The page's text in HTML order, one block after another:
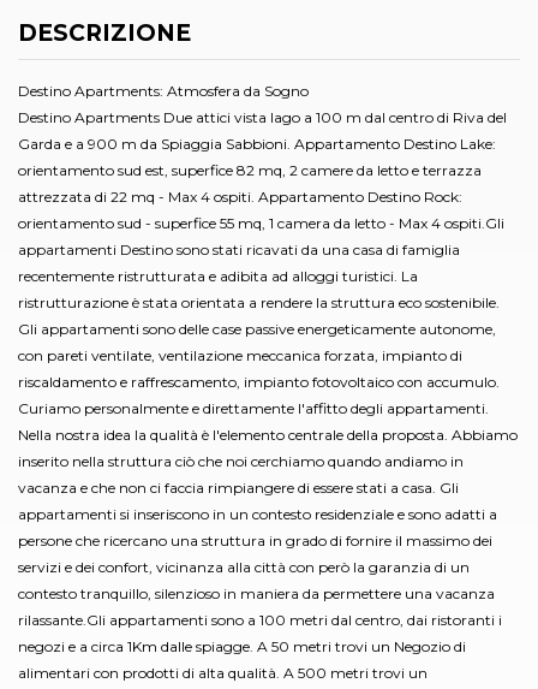
DESCRIZIONE
Destino Apartments: Atmosfera da Sogno
Destino Apartments Due attici vista lago a 100 m dal centro di Riva del
Garda e a 900 m da Spiaggia Sabbioni. Appartamento Destino Lake:
orientamento sud est, superfice 82 mq, 2 camere da letto e terrazza
attrezzata di 22 mq - Max 4 ospiti. Appartamento Destino Rock:
orientamento sud - superfice 55 mq, 1 camera da letto - Max 4 ospiti.Gli
appartamenti Destino sono stati ricavati da una casa di famiglia
recentemente ristrutturata e adibita ad alloggi turistici. La
ristrutturazione è stata orientata a rendere la struttura eco sostenibile.
Gli appartamenti sono delle case passive energeticamente autonome,
con pareti ventilate, ventilazione meccanica forzata, impianto di
riscaldamento e raffrescamento, impianto fotovoltaico con accumulo.
Curiamo personalmente e direttamente l'affitto degli appartamenti.
Nella nostra idea la qualità è l'elemento centrale della proposta. Abbiamo
inserito nella struttura ciò che noi cerchiamo quando andiamo in
vacanza e che non ci faccia rimpiangere di essere stati a casa. Gli
appartamenti si inseriscono in un contesto residenziale e sono adatti a
persone che ricercano una struttura in grado di fornire il massimo dei
servizi e dei confort, vicinanza alla città con però la garanzia di un
contesto tranquillo, silenzioso in maniera da permettere una vacanza
rilassante.Gli appartamenti sono a 100 metri dal centro, dai ristoranti i
negozi e a circa 1Km dalle spiagge. A 50 metri trovi un Negozio di
alimentari con prodotti di alta qualità. A 500 metri trovi un